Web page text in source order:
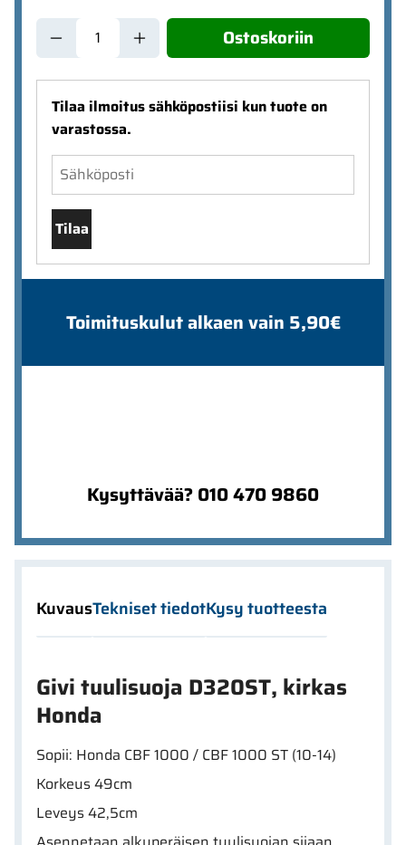
Ostoskoriin
Tilaa ilmoitus sähköpostiisi kun tuote on
varastossa.
Tilaa
Toimituskulut alkaen vain 5,90€
Kysyttävää? 010 470 9860
KuvausTekniset tiedotKysy tuotteesta
Givi tuulisuoja D320ST, kirkas
Honda
Sopii: Honda CBF 1000 / CBF 1000 ST (10-14)
Korkeus 49cm
Leveys 42,5cm